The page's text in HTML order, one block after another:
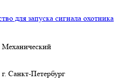
для запуска сигнала охотника
Механический
г. Санкт-Петербург